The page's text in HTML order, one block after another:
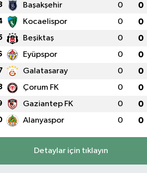
Başakşehir 0 0
Kocaelispor 0 0
Beşiktaş 0 0
Eyüpspor 0 0
Galatasaray 0 0
Çorum FK 0 0
Gaziantep FK 0 0
Alanyaspor 0 0
Detaylar için tıklayın